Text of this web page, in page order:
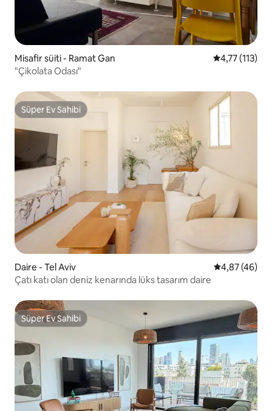
Misafir süiti - Ramat Gan 5 üzerinden
4,77 (113)
"Çikolata Odası"
Süper Ev Sahibi
Süper Ev Sahibi
Daire - Tel Aviv 5 üzerinden
4,87 (46)
Çatı katı olan deniz kenarında lüks tasarım daire
Süper Ev Sahibi
Süper Ev Sahibi